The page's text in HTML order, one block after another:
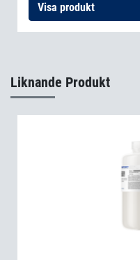
Visa produkt
Liknande Produkt